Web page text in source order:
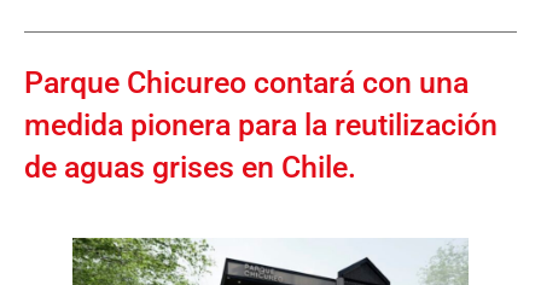
Parque Chicureo contará con una
medida pionera para la reutilización
de aguas grises en Chile.